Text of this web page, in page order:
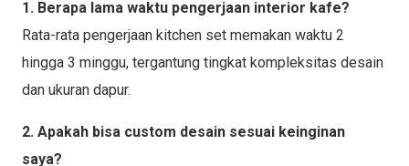
1. Berapa lama waktu pengerjaan interior kafe?
Rata-rata pengerjaan kitchen set memakan waktu 2
hingga 3 minggu, tergantung tingkat kompleksitas desain
dan ukuran dapur.
2. Apakah bisa custom desain sesuai keinginan
saya?